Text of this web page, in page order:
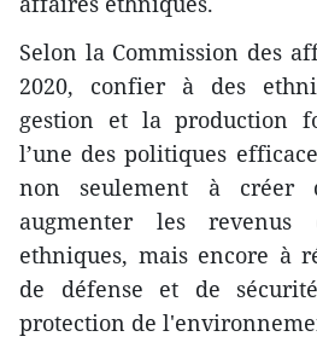
Selon la Commission des
2020, confier à des
gestion et la production
l’une des politiques
non seulement à créer
augmenter les
ethniques, mais encore à
de défense et de
protection de